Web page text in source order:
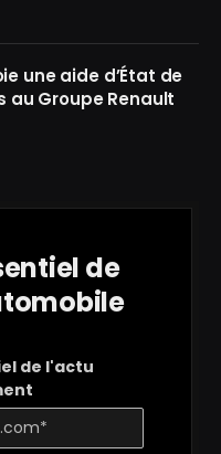
une aide d’État de
au Groupe Renault
de
de l'actu